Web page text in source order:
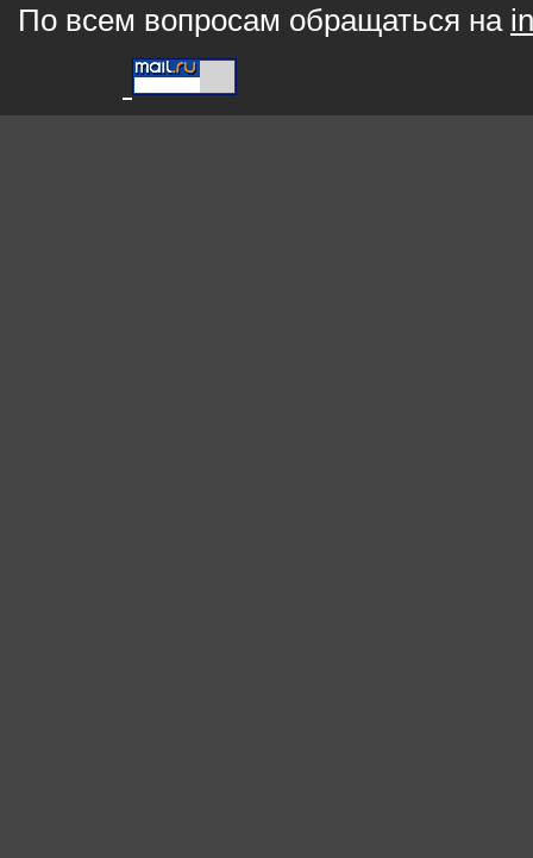
По всем вопросам обращаться на